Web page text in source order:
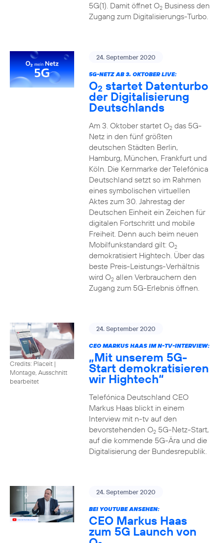
5G(1). Damit öffnet O2Business den
Zugang zum Digitalisierungs-Turbo.
24. September 2020
5G-NETZ AB 3. OKTOBER LIVE:
O2 startet Datenturbo
der Digitalisierung
Deutschlands
Am 3. Oktober startet O2das 5G-
Netz in den fünf größten
deutschen Städten Berlin,
Hamburg, München, Frankfurt und
Köln. Die Kernmarke der Telefónica
Deutschland setzt so im Rahmen
eines symbolischen virtuellen
Aktes zum 30. Jahrestag der
Deutschen Einheit ein Zeichen für
digitalen Fortschritt und mobile
Freiheit. Denn auch beim neuen
Mobilfunkstandard gilt: O2
demokratisiert Hightech. Über das
beste Preis-Leistungs-Verhältnis
wird O2allen Verbrauchern den
Zugang zum 5G-Erlebnis öffnen.
Credits: Placeit |
Montage, Ausschnitt
bearbeitet
24. September 2020
CEO MARKUS HAAS IM N-TV-INTERVIEW:
„Mit unserem 5G-
Start demokratisieren
wir Hightech“
Telefónica Deutschland CEO
Markus Haas blickt in einem
Interview mit n-tv auf den
bevorstehenden O25G-Netz-Start,
auf die kommende 5G-Ära und die
Digitalisierung der Bundesrepublik.
24. September 2020
BEI YOUTUBE ANSEHEN:
CEO Markus Haas
zum 5G Launch von